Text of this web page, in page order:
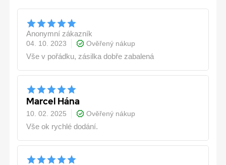
Anonymní zákazník
04. 10. 2023
Ověřený nákup
Vše v pořádku, zásilka dobře zabalená
Marcel Hána
10. 02. 2025
Ověřený nákup
Vše ok rychlé dodání.